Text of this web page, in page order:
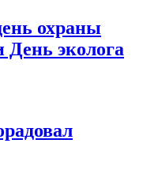
охраны
эколога